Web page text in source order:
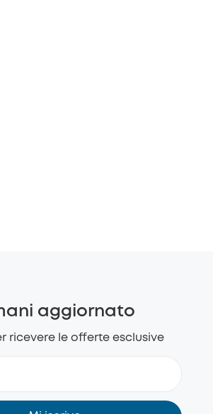
aggiornato
ricevere le offerte esclusive